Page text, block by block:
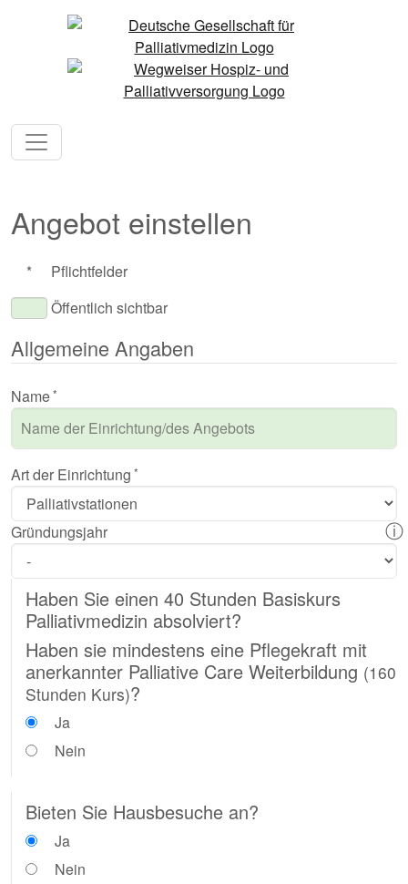
Angebot einstellen
*
Pflichtfelder
Öffentlich sichtbar
Allgemeine Angaben
Name
Art der Einrichtung
Gründungsjahr ⓘ
Haben Sie einen 40 Stunden Basiskurs
Palliativmedizin absolviert?
Haben sie mindestens eine Pflegekraft mit
anerkannter Palliative Care Weiterbildung (160
Stunden Kurs)?
Ja
Nein
Bieten Sie Hausbesuche an?
Ja
Nein